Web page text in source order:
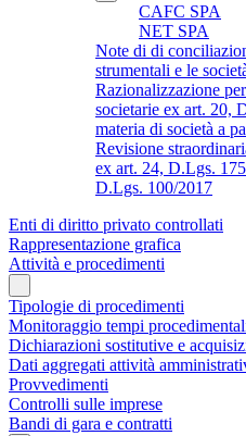
CAFC SPA
NET SPA
Note di di
strumentali e le
Razionalizzazione
societarie ex art. 20,
materia di società a
Revisione
ex art. 24, D.Lgs.
D.Lgs. 100/2017
Enti di diritto privato controllati
Rappresentazione grafica
Attività e procedimenti
Tipologie di procedimenti
Monitoraggio tempi
Dichiarazioni sostitutive e
Dati aggregati attività
Provvedimenti
Controlli sulle imprese
Bandi di gara e contratti